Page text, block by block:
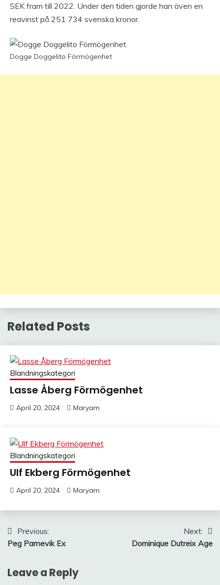
SEK fram till 2022. Under den tiden gjorde han även en
reavinst på 251 734 svenska kronor.
Dogge Doggelito Förmögenhet
Related Posts
Blandningskategori
Lasse Åberg Förmögenhet
April 20, 2024 Maryam
Blandningskategori
Ulf Ekberg Förmögenhet
April 20, 2024 Maryam
Post
navigation
Previous:
Peg Parnevik Ex
Next:
Dominique Dutreix Age
Leave a Reply